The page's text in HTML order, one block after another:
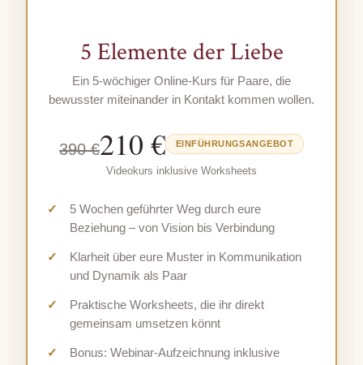
5 Elemente der Liebe
Ein 5-wöchiger Online-Kurs für Paare, die
bewusster miteinander in Kontakt kommen wollen.
390 €210 € EINFÜHRUNGSANGEBOT
Videokurs inklusive Worksheets
5 Wochen geführter Weg durch eure
Beziehung – von Vision bis Verbindung
Klarheit über eure Muster in Kommunikation
und Dynamik als Paar
Praktische Worksheets, die ihr direkt
gemeinsam umsetzen könnt
Bonus: Webinar-Aufzeichnung inklusive